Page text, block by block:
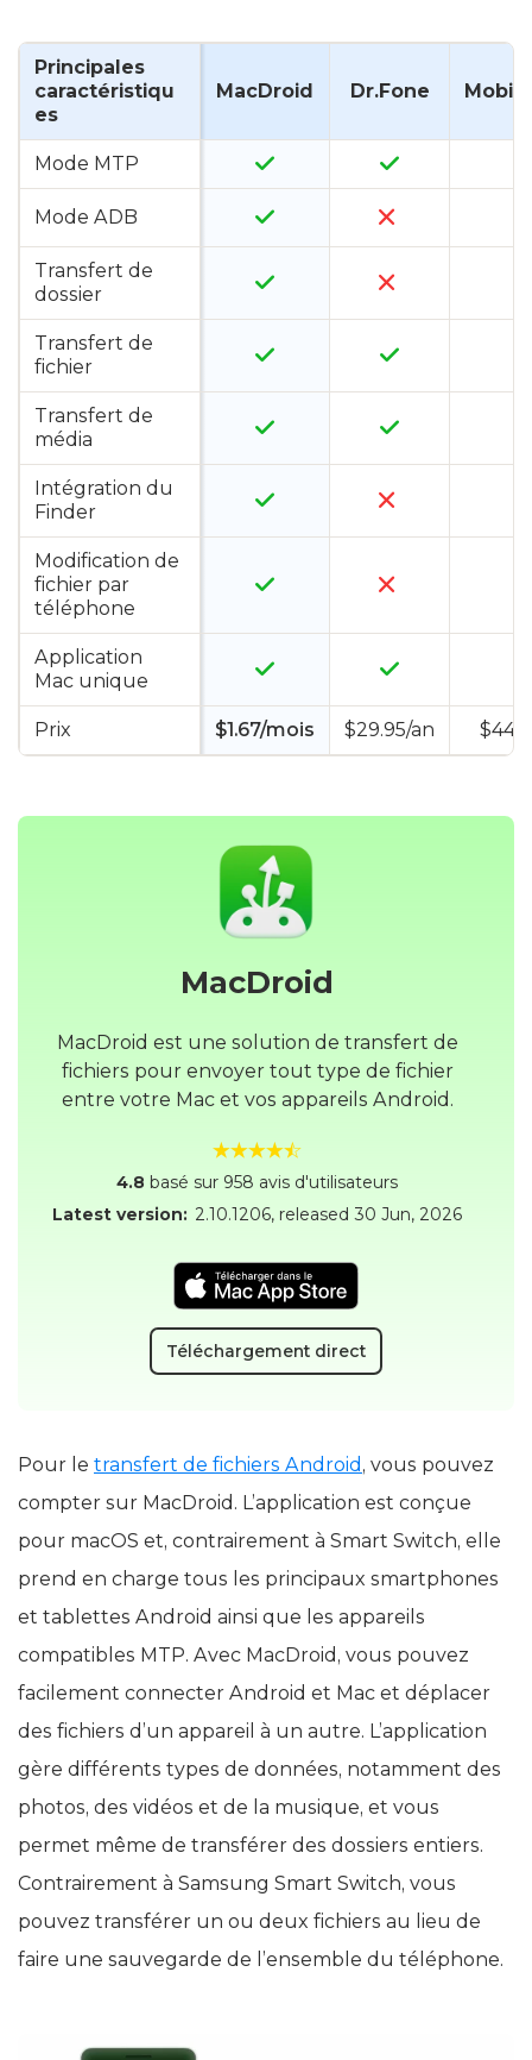
Principales
caractéristiqu
es
MacDroid Dr.Fone
Mode MTP
Mode ADB
Transfert de
dossier
Transfert de
fichier
Transfert de
média
Intégration du
Finder
Modification de
fichier par
téléphone
Application
Mac unique
Prix $1.67/mois $29.95/an
MacDroid
MacDroid est une solution de transfert de
fichiers pour envoyer tout type de fichier
entre votre Mac et vos appareils Android.
4.8 basé sur 958 avis d'utilisateurs
Latest version: 2.10.1206, released 30 Jun, 2026
Téléchargement direct
Pour le transfert de fichiers Android , vous pouvez
compter sur MacDroid. L’application est conçue
pour macOS et, contrairement à Smart Switch, elle
prend en charge tous les principaux smartphones
et tablettes Android ainsi que les appareils
compatibles MTP. Avec MacDroid, vous pouvez
facilement connecter Android et Mac et déplacer
des fichiers d’un appareil à un autre. L’application
gère différents types de données, notamment des
photos, des vidéos et de la musique, et vous
permet même de transférer des dossiers entiers.
Contrairement à Samsung Smart Switch, vous
pouvez transférer un ou deux fichiers au lieu de
faire une sauvegarde de l’ensemble du téléphone.